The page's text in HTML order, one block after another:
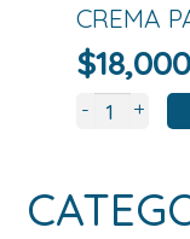
CREMA
$
- +